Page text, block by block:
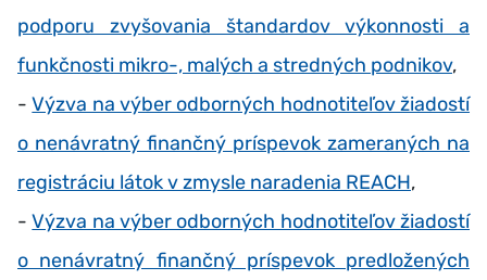
podporu zvyšovania štandardov výkonnosti a
funkčnosti mikro-, malých a stredných podnikov,
-Výzva na výber odborných hodnotiteľov žiadostí
o nenávratný finančný príspevok zameraných na
registráciu látok v zmysle naradenia REACH,
-Výzva na výber odborných hodnotiteľov žiadostí
o nenávratný finančný príspevok predložených